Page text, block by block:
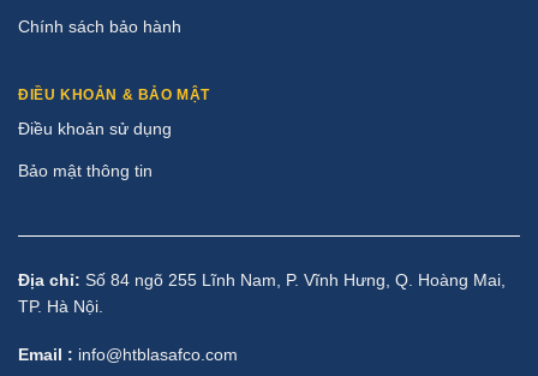
Chính sách bảo hành
ĐIỀU KHOẢN & BẢO MẬT
Điều khoản sử dụng
Bảo mật thông tin
Địa chỉ: Số 84 ngõ 255 Lĩnh Nam, P. Vĩnh Hưng, Q. Hoàng Mai,
TP. Hà Nội.
Email : info@htblasafco.com